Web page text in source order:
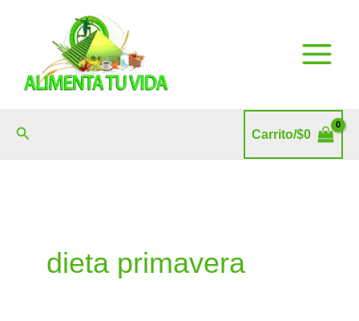
Buscar Carrito/$0
dieta primavera